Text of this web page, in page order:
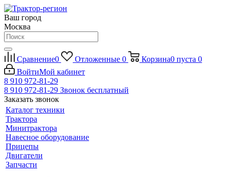
Ваш город
Москва
Сравнение0 Отложенные 0 Корзина0 пуста 0
ВойтиМой кабинет
8 910 972-81-29
8 910 972-81-29 Звонок бесплатный
Заказать звонок
Каталог техники
Трактора
Минитрактора
Навесное оборудование
Прицепы
Двигатели
Запчасти